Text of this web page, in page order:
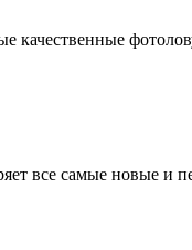
качественные
все самые новые и